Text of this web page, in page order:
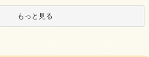
もっと見る